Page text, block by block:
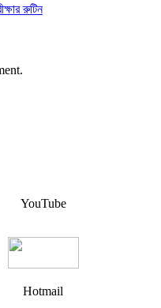
রুটিন
YouTube
Hotmail